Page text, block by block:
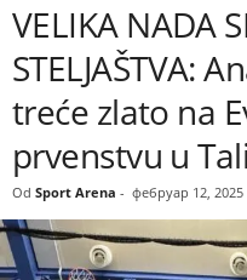
VELIKA NADA
STELJAŠTVA:
treće zlato na
prvenstvu u
Od Sport Arena - фебруар 12, 2025